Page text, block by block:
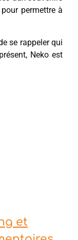
permettre à
se rappeler qui
Neko est
et